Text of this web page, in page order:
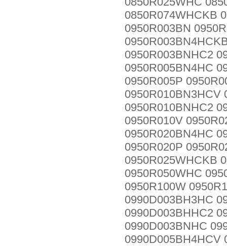
0850R074WHCKB
0950R003BN
0950R003BNHC2
0950R005BN4HC
0950R005P
0950R010BN3HCV
0950R010BNHC2
0950R010V
0950R020BN4HC
0950R020P
0950R025WHCKB
0950R050WHC
0950R100W
0990D003BH3HC
0990D003BHHC2
0990D003BNHC
0990D005BH4HCV